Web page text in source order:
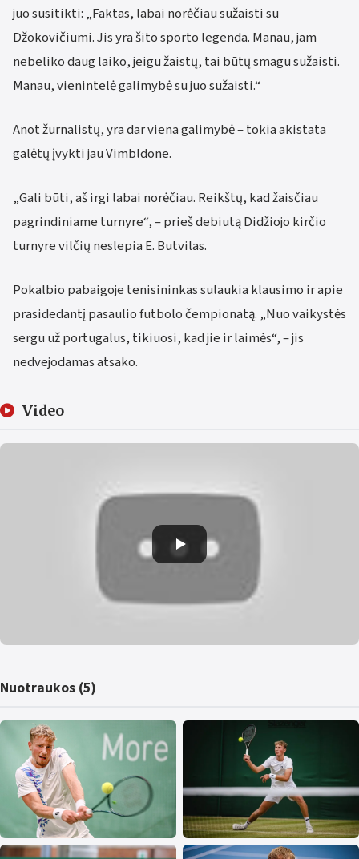
juo susitikti: „Faktas, labai norėčiau sužaisti su
Džokovičiumi. Jis yra šito sporto legenda. Manau, jam
nebeliko daug laiko, jeigu žaistų, tai būtų smagu sužaisti.
Manau, vienintelė galimybė su juo sužaisti.“
Anot žurnalistų, yra dar viena galimybė – tokia akistata
galėtų įvykti jau Vimbldone.
„Gali būti, aš irgi labai norėčiau. Reikštų, kad žaisčiau
pagrindiniame turnyre“, – prieš debiutą Didžiojo kirčio
turnyre vilčių neslepia E. Butvilas.
Pokalbio pabaigoje tenisininkas sulaukia klausimo ir apie
prasidedantį pasaulio futbolo čempionatą. „Nuo vaikystės
sergu už portugalus, tikiuosi, kad jie ir laimės“, – jis
nedvejodamas atsako.
Video
Nuotraukos (5)